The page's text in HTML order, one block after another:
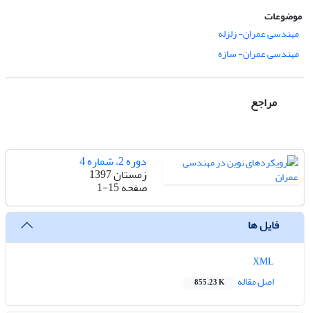
موضوعات
مهندسی عمران- زلزله
مهندسی عمران- سازه
مراجع
دوره 2، شماره 4
زمستان 1397
صفحه1-15
فایل ها
اصل مقاله
855.23 K